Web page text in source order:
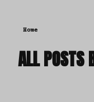
Home
ALL POSTS